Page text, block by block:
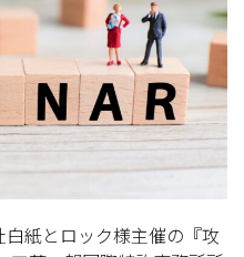
紙とロック様主催の『攻